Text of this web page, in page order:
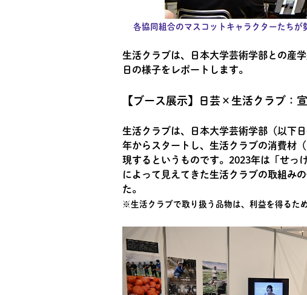
各協同組合のマスコットキャラクターたちが
生活クラブは、日本大学芸術学部との産
日の様子をレポートします。
【ブース展示】日芸×生活クラブ：
生活クラブは、日本大学芸術学部（以下
年からスタートし、生活クラブの消費材
現するというものです。2023年は「せっ
によって見えてきた生活クラブの取組み
た。
※生活クラブで取り扱う品物は、利益を得るた